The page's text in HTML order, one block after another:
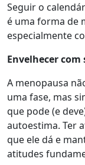
Seguir o
é uma forma de
especialmente
Envelhecer com
A menopausa
uma fase, mas
que pode (e
autoestima. Ter
que ele dá e
atitudes